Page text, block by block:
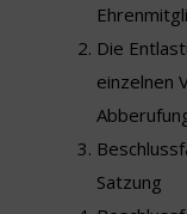
Die
einzelnen
Satzung